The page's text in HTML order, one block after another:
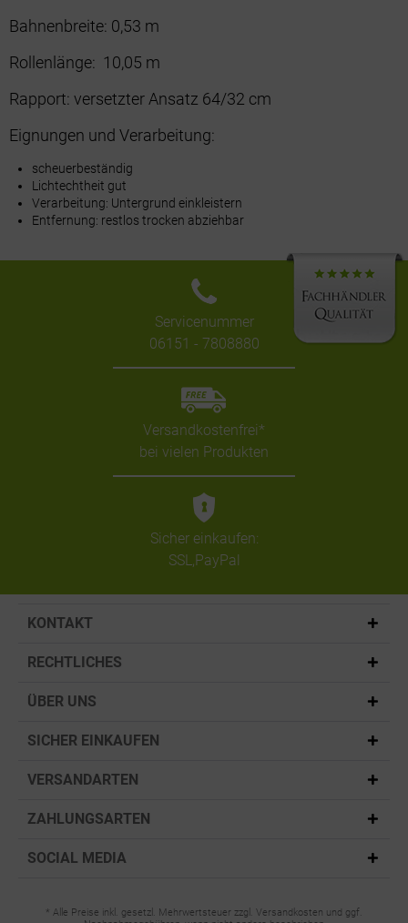
Bahnenbreite: 0,53 m
Rollenlänge: 10,05 m
Rapport: versetzter Ansatz 64/32 cm
Eignungen und Verarbeitung:
scheuerbeständig
Lichtechtheit gut
Verarbeitung: Untergrund einkleistern
Entfernung: restlos trocken abziehbar
Servicenummer
06151 - 7808880
Versandkostenfrei*
bei vielen Produkten
Sicher einkaufen:
SSL,PayPal
KONTAKT
RECHTLICHES
ÜBER UNS
SICHER EINKAUFEN
VERSANDARTEN
ZAHLUNGSARTEN
SOCIAL MEDIA
* Alle Preise inkl. gesetzl. Mehrwertsteuer zzgl. Versandkosten und ggf.